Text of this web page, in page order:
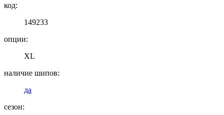
код:
149233
опции:
XL
наличие шипов:
да
сезон: